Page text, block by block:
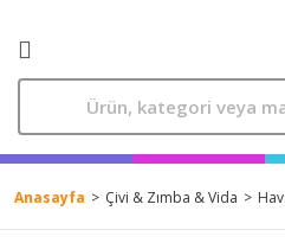
Anasayfa Çivi & Zımba & Vida